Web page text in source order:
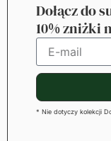
Dołącz do
10% zniżki
* Nie dotyczy kolekcji